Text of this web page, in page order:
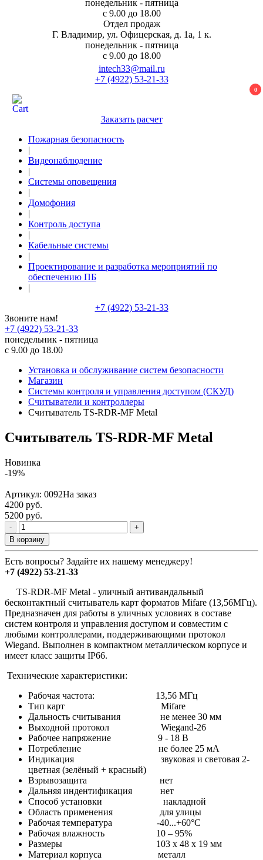
понедельник - пятница
с 9.00 до 18.00
Отдел продаж
Г. Владимир, ул. Офицерская, д. 1а, 1 к.
понедельник - пятница
с 9.00 до 18.00
intech33@mail.ru
+7 (4922) 53-21-33
0
Заказать расчет
Пожарная безопасность
|
Видеонаблюдение
|
Системы оповещения
|
Домофония
|
Контроль доступа
|
Кабельные системы
|
Проектирование и разработка мероприятий по
обеспечению ПБ
|
+7 (4922) 53-21-33
Звоните нам!
+7 (4922) 53-21-33
понедельник - пятница
с 9.00 до 18.00
Установка и обслуживание систем безопасности
Магазин
Системы контроля и управления доступом (СКУД)
Считыватели и контроллеры
Считыватель TS-RDR-MF Metal
Считыватель TS-RDR-MF Metal
Новинка
-19%
Артикул: 0092На заказ
4200 руб.
5200 руб.
-
+
В корзину
Есть вопросы? Задайте их нашему менеджеру!
+7 (4922) 53-21-33
TS-RDR-MF Metal - уличный антивандальный
бесконтактный считыватель карт форматов Mifare (13,56МГц).
Предназначен для работы в уличных условиях в составе
систем контроля и управления доступом и совместим с
любыми контроллерами, поддерживающими протокол
Wiegand. Выполнен в компактном металлическом корпусе и
имеет класс защиты IP66.
Технические характеристики:
Рабочая частота: 13,56 МГц
Тип карт Mifare
Дальность считывания не менее 30 мм
Выходной протокол Wiegand-26
Рабочее напряжение 9 - 18 В
Потребление не более 25 мА
Индикация звуковая и световая 2-
цветная (зелёный + красный)
Взрывозащита нет
Дальняя индентификация нет
Способ установки накладной
Область применения для улицы
Рабочая температура -40...+60°С
Рабочая влажность 10 – 95%
Размеры 103 x 48 x 19 мм
Материал корпуса металл